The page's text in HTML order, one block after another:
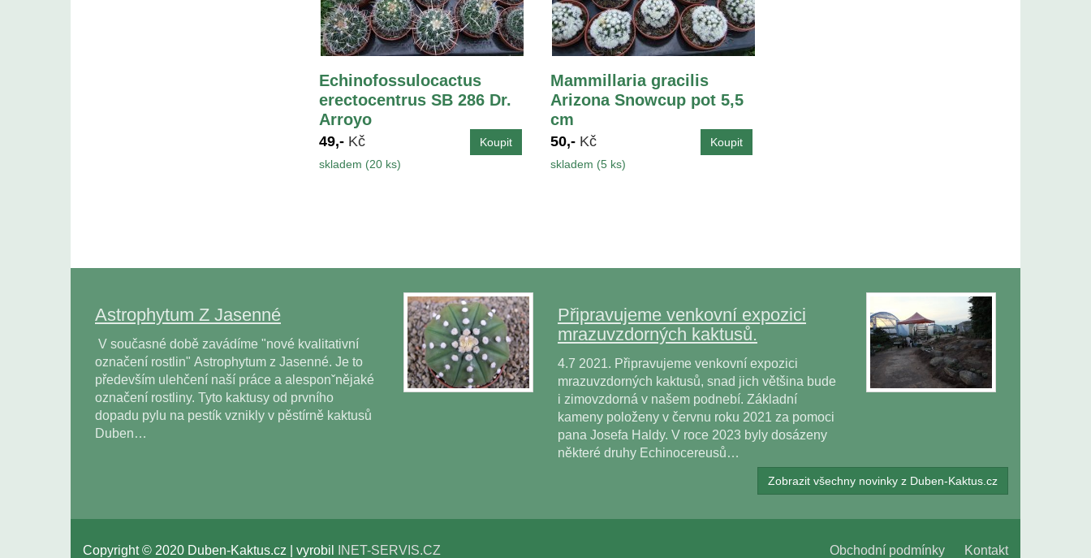
Echinofossulocactus
erectocentrus SB 286 Dr.
Arroyo
49,- Kč
skladem (20 ks)
Mammillaria gracilis
Arizona Snowcup pot 5,5
cm
50,- Kč
skladem (5 ks)
Astrophytum Z Jasenné
V současné době zavádíme "nové kvalitativní
označení rostlin" Astrophytum z Jasenné. Je to
především ulehčení naší práce a alesponˇnějaké
označení rostliny. Tyto kaktusy od prvního
dopadu pylu na pestík vznikly v pěstírně kaktusů
Duben…
Připravujeme venkovní expozici
mrazuvzdorných kaktusů.
4.7 2021. Připravujeme venkovní expozici
mrazuvzdorných kaktusů, snad jich většina bude
i zimovzdorná v našem podnebí. Základní
kameny položeny v červnu roku 2021 za pomoci
pana Josefa Haldy. V roce 2023 byly dosázeny
některé druhy Echinocereusů…
Zobrazit všechny novinky z Duben-Kaktus.cz
Obchodní podmínky Kontakt
Copyright © 2020 Duben-Kaktus.cz | vyrobil INET-SERVIS.CZ